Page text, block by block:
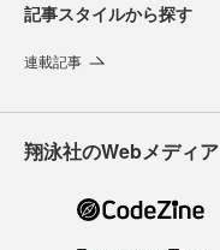
記事スタイルから探す
連載記事
翔泳社のWebメディア